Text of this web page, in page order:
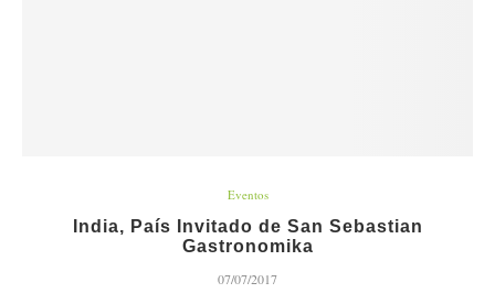
Eventos
India, País Invitado de San Sebastian
Gastronomika
07/07/2017